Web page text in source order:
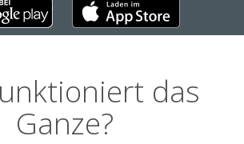
das
Ganze?